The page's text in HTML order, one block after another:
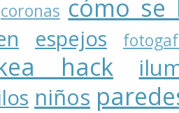
coronas cómo se
espejos
hack
niños